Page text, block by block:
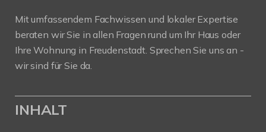
Mit umfassendem Fachwissen und lokaler Expertise
beraten wir Sie in allen Fragen rund um Ihr Haus oder
Ihre Wohnung in Freudenstadt. Sprechen Sie uns an -
wir sind für Sie da.
INHALT